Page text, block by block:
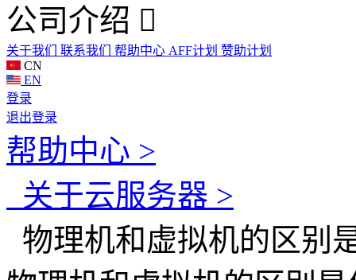
公司介绍
关于我们 联系我们 帮助中心 AFF计划 赞助计划
CN
EN
登录
退出登录
帮助中心 >
关于云服务器 >
物理机和虚拟机的区别